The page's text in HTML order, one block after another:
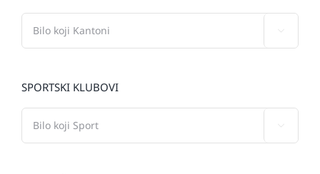
SPORTSKI KLUBOVI